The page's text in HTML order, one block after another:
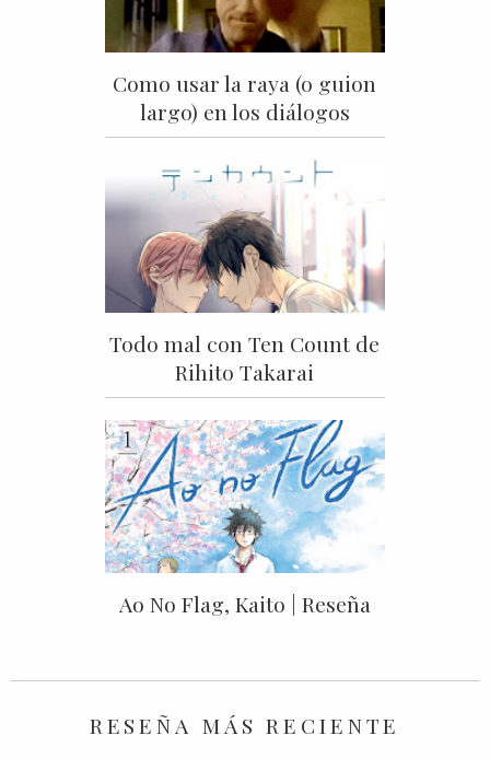
Como usar la raya (o guion
largo) en los diálogos
Todo mal con Ten Count de
Rihito Takarai
Ao No Flag, Kaito | Reseña
RESEÑA MÁS RECIENTE